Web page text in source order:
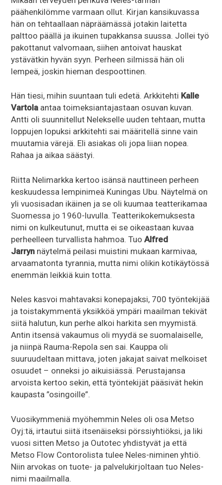
päähenkilömme varmaan ollut. Kirjan kansikuvassa
hän on tehtaallaan näpräämässä jotakin laitetta
palttoo päällä ja ikuinen tupakkansa suussa. Jollei työ
pakottanut valvomaan, siihen antoivat hauskat
ystävätkin hyvän syyn. Perheen silmissä hän oli
lempeä, joskin hieman despoottinen.
Hän tiesi, mihin suuntaan tuli edetä. Arkkitehti Kalle
Vartola antaa toimeksiantajastaan osuvan kuvan.
Antti oli suunnitellut Nelekselle uuden tehtaan, mutta
loppujen lopuksi arkkitehti sai määritellä sinne vain
muutamia värejä. Eli asiakas oli jopa liian nopea.
Rahaa ja aikaa säästyi.
Riitta Nelimarkka kertoo isänsä nauttineen perheen
keskuudessa lempinimeä Kuningas Ubu. Näytelmä on
yli vuosisadan ikäinen ja se oli kuumaa teatterikamaa
Suomessa jo 1960-luvulla. Teatterikokemuksesta
nimi on kulkeutunut, mutta ei se oikeastaan kuvaa
perheelleen turvallista hahmoa. TuoAlfred
Jarryn näytelmä peilasi muistini mukaan karmivaa,
arvaamatonta tyrannia, mutta nimi olikin kotikäytössä
enemmän leikkiä kuin totta.
Neles kasvoi mahtavaksi konepajaksi, 700 työntekijää
ja toistakymmentä yksikköä ympäri maailman tekivät
siitä halutun, kun perhe alkoi harkita sen myymistä.
Antin itsensä vakaumus oli myydä se suomalaiselle,
ja niinpä Rauma-Repola sen sai. Kauppa oli
suuruudeltaan mittava, joten jakajat saivat melkoiset
osuudet – onneksi jo aikuisiässä. Perustajansa
arvoista kertoo sekin, että työntekijät pääsivät hekin
kaupasta ”osingoille”.
Vuosikymmeniä myöhemmin Neles oli osa Metso
Oyj:tä, irtautui siitä itsenäiseksi pörssiyhtiöksi, ja liki
vuosi sitten Metso ja Outotec yhdistyvät ja että
Metso Flow Contorolista tulee Neles-niminen yhtiö.
Niin arvokas on tuote- ja palvelukirjoltaan tuo Neles-
nimi maailmalla.